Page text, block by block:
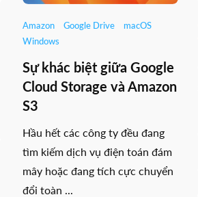
Amazon Google Drive
macOS
Windows
Sự khác biệt giữa Google
Cloud Storage và Amazon
S3
Hầu hết các công ty đều đang
tìm kiếm dịch vụ điện toán đám
mây hoặc đang tích cực chuyển
đổi toàn ...